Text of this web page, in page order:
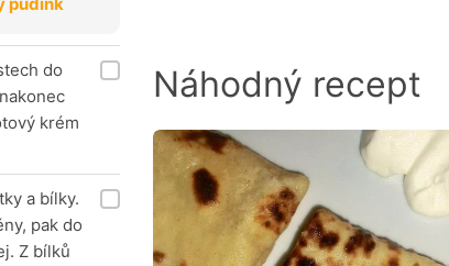
do
krém
a bílky.
pak do
Z bílků
Náhodný recept